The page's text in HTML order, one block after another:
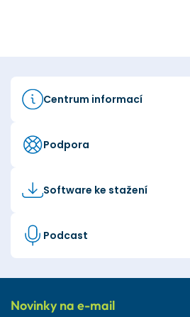
Centrum informací
Podpora
Software ke stažení
Podcast
Novinky na e-mail